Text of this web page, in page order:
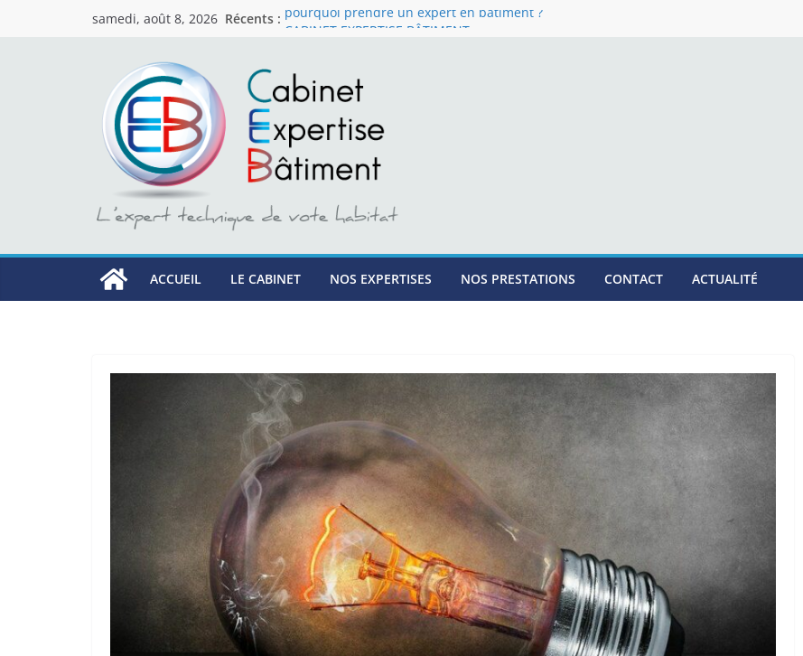
samedi, août 8, 2026 Récents : pourquoi prendre un expert en batiment ?
bâtiment en région Rhône-Alpes
Votre partenaire indépendant pour résoudre les litiges du
Assistance a reception
ACCUEIL LE CABINET NOS EXPERTISES NOS PRESTATIONS CONTACT ACTUALITÉ